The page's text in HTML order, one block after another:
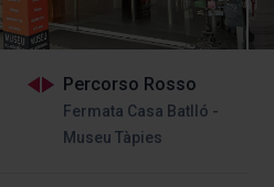
Percorso Rosso
Fermata Casa Batlló -
Museu Tàpies